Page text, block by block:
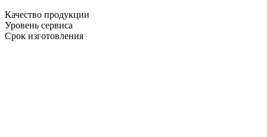
Качество продукции
Уровень сервиса
Срок изготовления